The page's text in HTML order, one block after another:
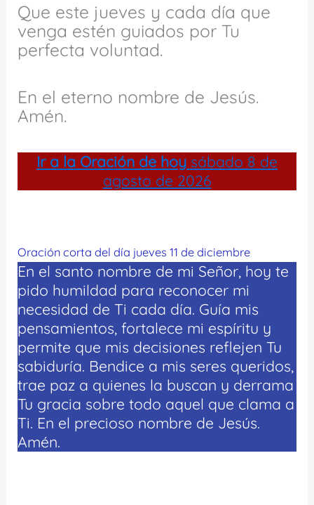
Que este jueves y cada día que
venga estén guiados por Tu
perfecta voluntad.
En el eterno nombre de Jesús.
Amén.
Ir a la Oración de hoy sábado 8 de
agosto de 2026
Oración corta del día jueves 11 de diciembre
En el santo nombre de mi Señor, hoy te
pido humildad para reconocer mi
necesidad de Ti cada día. Guía mis
pensamientos, fortalece mi espíritu y
permite que mis decisiones reflejen Tu
sabiduría. Bendice a mis seres queridos,
trae paz a quienes la buscan y derrama
Tu gracia sobre todo aquel que clama a
Ti. En el precioso nombre de Jesús.
Amén.